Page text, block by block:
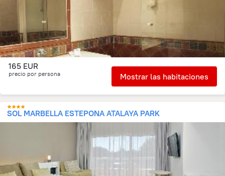
165 EUR
precio por persona Mostrar las habitaciones
SOL MARBELLA ESTEPONA ATALAYA PARK